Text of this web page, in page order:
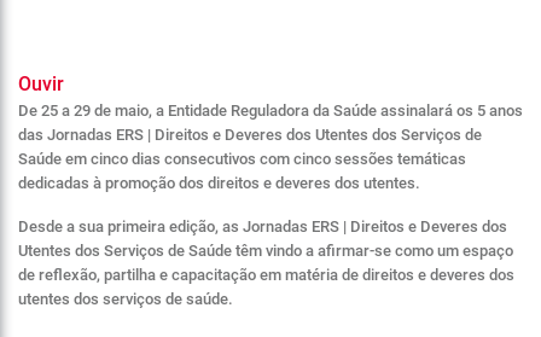
Ouvir
De 25 a 29 de maio, a Entidade Reguladora da Saúde assinalará os 5 anos
das Jornadas ERS | Direitos e Deveres dos Utentes dos Serviços de
Saúde em cinco dias consecutivos com cinco sessões temáticas
dedicadas à promoção dos direitos e deveres dos utentes.
Desde a sua primeira edição, as Jornadas ERS | Direitos e Deveres dos
Utentes dos Serviços de Saúde têm vindo a afirmar-se como um espaço
de reflexão, partilha e capacitação em matéria de direitos e deveres dos
utentes dos serviços de saúde.